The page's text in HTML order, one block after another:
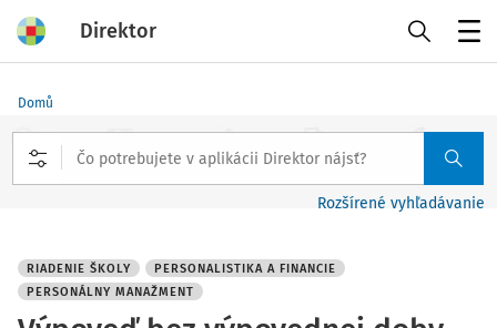
Direktor
Domů
Rozšírené vyhľadávanie
RIADENIE ŠKOLY
PERSONALISTIKA A FINANCIE
PERSONÁLNY MANAŽMENT